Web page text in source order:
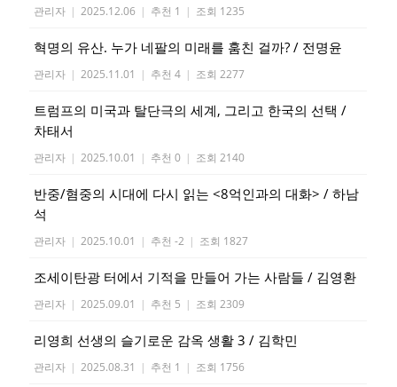
관리자 | 2025.12.06 | 추천 1 | 조회 1235
혁명의 유산. 누가 네팔의 미래를 훔친 걸까? / 전명윤
관리자 | 2025.11.01 | 추천 4 | 조회 2277
트럼프의 미국과 탈단극의 세계, 그리고 한국의 선택 /
차태서
관리자 | 2025.10.01 | 추천 0 | 조회 2140
반중/혐중의 시대에 다시 읽는 <8억인과의 대화> / 하남
석
관리자 | 2025.10.01 | 추천 -2 | 조회 1827
조세이탄광 터에서 기적을 만들어 가는 사람들 / 김영환
관리자 | 2025.09.01 | 추천 5 | 조회 2309
리영희 선생의 슬기로운 감옥 생활 3 / 김학민
관리자 | 2025.08.31 | 추천 1 | 조회 1756